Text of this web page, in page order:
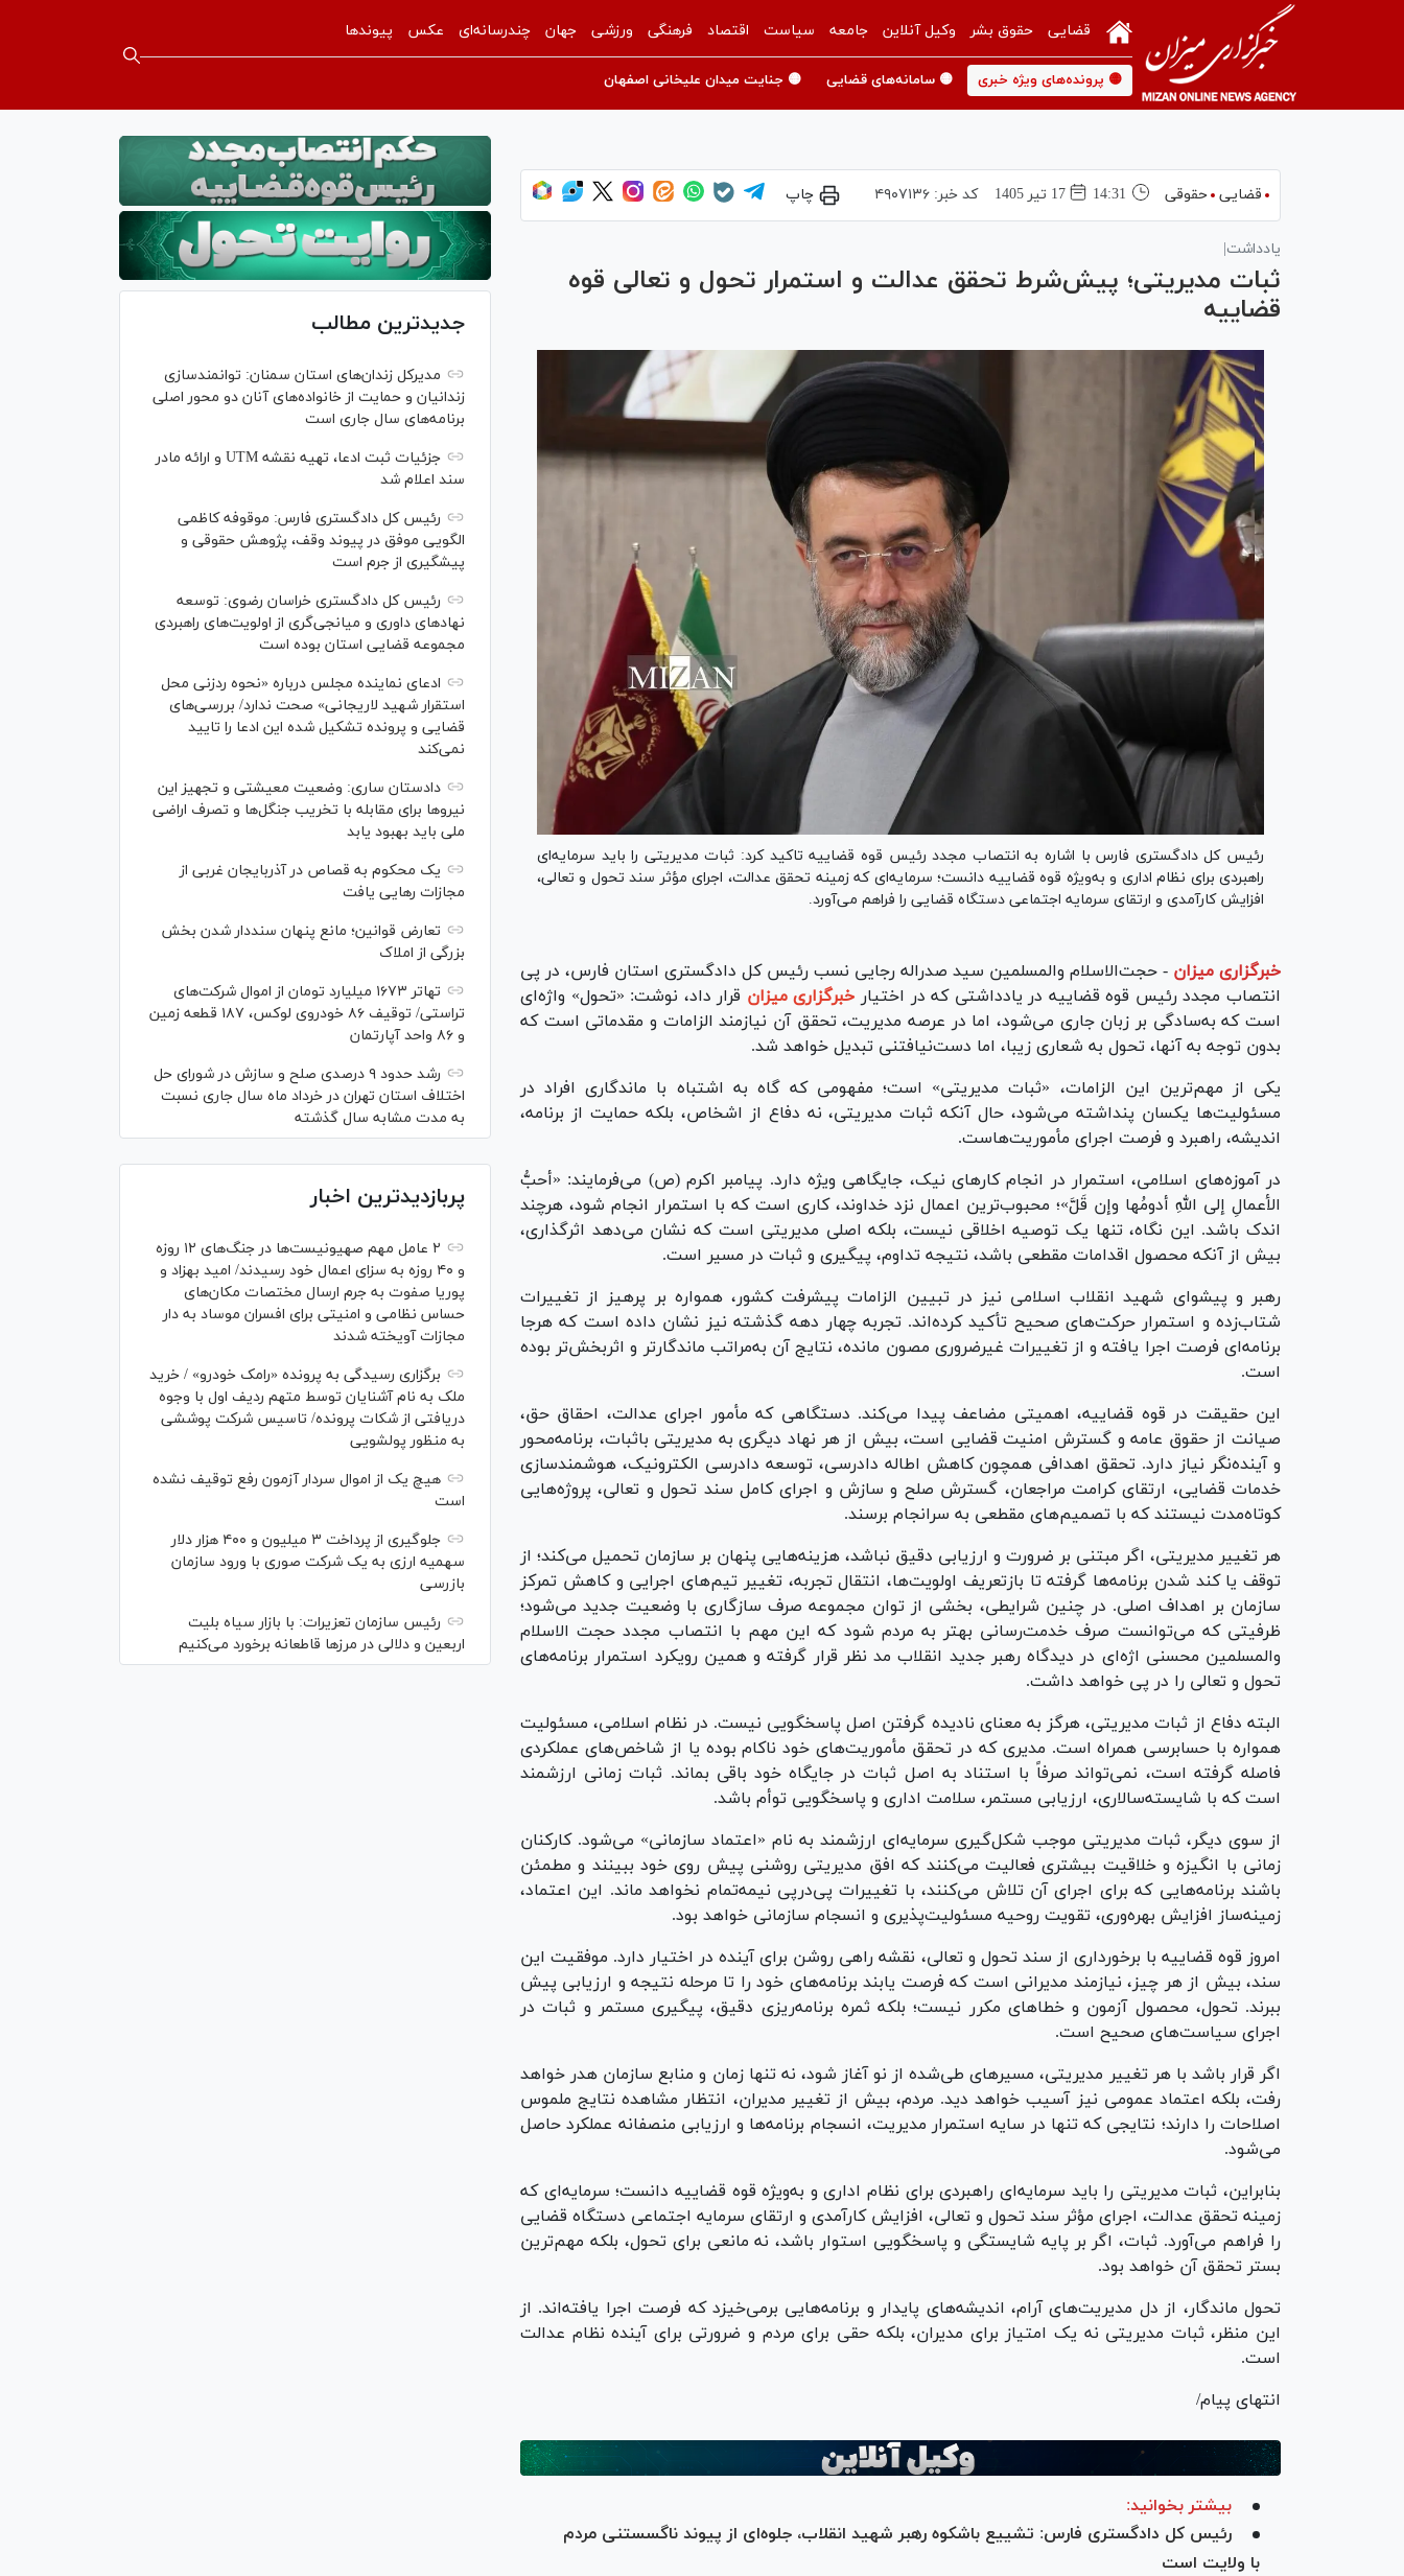
قضایی حقوق بشر وکیل آنلاین جامعه سیاست اقتصاد فرهنگی ورزشی جهان چندرسانه‌ای عکس پیوندها
🟡 پرونده‌های ویژه خبری 🟡 سامانه‌های قضایی 🟡 جنایت میدان علیخانی اصفهان
قضایی حقوقی 14:31 17 تير 1405 کد خبر:۴۹۰۷۱۳۶ چاپ
یادداشت|
ثبات مدیریتی؛ پیش‌شرط تحقق عدالت و استمرار تحول و تعالی قوه
قضاییه
رئیس کل دادگستری فارس با اشاره به انتصاب مجدد رئیس قوه قضاییه تاکید کرد: ثبات مدیریتی را باید سرمایه‌ای
راهبردی برای نظام اداری و به‌ویژه قوه قضاییه دانست؛ سرمایه‌ای که زمینه تحقق عدالت، اجرای مؤثر سند تحول و تعالی،
افزایش کارآمدی و ارتقای سرمایه اجتماعی دستگاه قضایی را فراهم می‌آورد.
خبرگزاری میزان - حجت‌الاسلام والمسلمین سید صدراله رجایی نسب رئیس کل دادگستری استان فارس، در پی
انتصاب مجدد رئیس قوه قضاییه در یادداشتی که در اختیار خبرگزاری میزان قرار داد، نوشت: «تحول» واژه‌ای
است که به‌سادگی بر زبان جاری می‌شود، اما در عرصه مدیریت، تحقق آن نیازمند الزامات و مقدماتی است که
بدون توجه به آنها، تحول به شعاری زیبا، اما دست‌نیافتنی تبدیل خواهد شد.
یکی از مهم‌ترین این الزامات، «ثبات مدیریتی» است؛ مفهومی که گاه به اشتباه با ماندگاری افراد در
مسئولیت‌ها یکسان پنداشته می‌شود، حال آنکه ثبات مدیریتی، نه دفاع از اشخاص، بلکه حمایت از برنامه،
اندیشه، راهبرد و فرصت اجرای مأموریت‌هاست.
در آموزه‌های اسلامی، استمرار در انجام کار‌های نیک، جایگاهی ویژه دارد. پیامبر اکرم (ص) می‌فرمایند: «أحبُّ
الأعمالِ إلى اللهِ أدومُها وإن قَلَّ»؛ محبوب‌ترین اعمال نزد خداوند، کاری است که با استمرار انجام شود، هرچند
اندک باشد. این نگاه، تنها یک توصیه اخلاقی نیست، بلکه اصلی مدیریتی است که نشان می‌دهد اثرگذاری،
بیش از آنکه محصول اقدامات مقطعی باشد، نتیجه تداوم، پیگیری و ثبات در مسیر است.
رهبر و پیشوای شهید انقلاب اسلامی نیز در تبیین الزامات پیشرفت کشور، همواره بر پرهیز از تغییرات
شتاب‌زده و استمرار حرکت‌های صحیح تأکید کرده‌اند. تجربه چهار دهه گذشته نیز نشان داده است که هرجا
برنامه‌ای فرصت اجرا یافته و از تغییرات غیرضروری مصون مانده، نتایج آن به‌مراتب ماندگارتر و اثربخش‌تر بوده
است.
این حقیقت در قوه قضاییه، اهمیتی مضاعف پیدا می‌کند. دستگاهی که مأمور اجرای عدالت، احقاق حق،
صیانت از حقوق عامه و گسترش امنیت قضایی است، بیش از هر نهاد دیگری به مدیریتی باثبات، برنامه‌محور
و آینده‌نگر نیاز دارد. تحقق اهدافی همچون کاهش اطاله دادرسی، توسعه دادرسی الکترونیک، هوشمندسازی
خدمات قضایی، ارتقای کرامت مراجعان، گسترش صلح و سازش و اجرای کامل سند تحول و تعالی، پروژه‌هایی
کوتاه‌مدت نیستند که با تصمیم‌های مقطعی به سرانجام برسند.
هر تغییر مدیریتی، اگر مبتنی بر ضرورت و ارزیابی دقیق نباشد، هزینه‌هایی پنهان بر سازمان تحمیل می‌کند؛ از
توقف یا کند شدن برنامه‌ها گرفته تا بازتعریف اولویت‌ها، انتقال تجربه، تغییر تیم‌های اجرایی و کاهش تمرکز
سازمان بر اهداف اصلی. در چنین شرایطی، بخشی از توان مجموعه صرف سازگاری با وضعیت جدید می‌شود؛
ظرفیتی که می‌توانست صرف خدمت‌رسانی بهتر به مردم شود که این مهم با انتصاب مجدد حجت الاسلام
والمسلمین محسنی اژه‌ای در دیدگاه رهبر جدید انقلاب مد نظر قرار گرفته و همین رویکرد استمرار برنامه‌های
تحول و تعالی را در پی خواهد داشت.
البته دفاع از ثبات مدیریتی، هرگز به معنای نادیده گرفتن اصل پاسخگویی نیست. در نظام اسلامی، مسئولیت
همواره با حسابرسی همراه است. مدیری که در تحقق مأموریت‌های خود ناکام بوده یا از شاخص‌های عملکردی
فاصله گرفته است، نمی‌تواند صرفاً با استناد به اصل ثبات در جایگاه خود باقی بماند. ثبات زمانی ارزشمند
است که با شایسته‌سالاری، ارزیابی مستمر، سلامت اداری و پاسخگویی توأم باشد.
از سوی دیگر، ثبات مدیریتی موجب شکل‌گیری سرمایه‌ای ارزشمند به نام «اعتماد سازمانی» می‌شود. کارکنان
زمانی با انگیزه و خلاقیت بیشتری فعالیت می‌کنند که افق مدیریتی روشنی پیش روی خود ببینند و مطمئن
باشند برنامه‌هایی که برای اجرای آن تلاش می‌کنند، با تغییرات پی‌درپی نیمه‌تمام نخواهد ماند. این اعتماد،
زمینه‌ساز افزایش بهره‌وری، تقویت روحیه مسئولیت‌پذیری و انسجام سازمانی خواهد بود.
امروز قوه قضاییه با برخورداری از سند تحول و تعالی، نقشه راهی روشن برای آینده در اختیار دارد. موفقیت این
سند، بیش از هر چیز، نیازمند مدیرانی است که فرصت یابند برنامه‌های خود را تا مرحله نتیجه و ارزیابی پیش
ببرند. تحول، محصول آزمون و خطا‌های مکرر نیست؛ بلکه ثمره برنامه‌ریزی دقیق، پیگیری مستمر و ثبات در
اجرای سیاست‌های صحیح است.
اگر قرار باشد با هر تغییر مدیریتی، مسیر‌های طی‌شده از نو آغاز شود، نه تنها زمان و منابع سازمان هدر خواهد
رفت، بلکه اعتماد عمومی نیز آسیب خواهد دید. مردم، بیش از تغییر مدیران، انتظار مشاهده نتایج ملموس
اصلاحات را دارند؛ نتایجی که تنها در سایه استمرار مدیریت، انسجام برنامه‌ها و ارزیابی منصفانه عملکرد حاصل
می‌شود.
بنابراین، ثبات مدیریتی را باید سرمایه‌ای راهبردی برای نظام اداری و به‌ویژه قوه قضاییه دانست؛ سرمایه‌ای که
زمینه تحقق عدالت، اجرای مؤثر سند تحول و تعالی، افزایش کارآمدی و ارتقای سرمایه اجتماعی دستگاه قضایی
را فراهم می‌آورد. ثبات، اگر بر پایه شایستگی و پاسخگویی استوار باشد، نه مانعی برای تحول، بلکه مهم‌ترین
بستر تحقق آن خواهد بود.
تحول ماندگار، از دل مدیریت‌های آرام، اندیشه‌های پایدار و برنامه‌هایی برمی‌خیزد که فرصت اجرا یافته‌اند. از
این منظر، ثبات مدیریتی نه یک امتیاز برای مدیران، بلکه حقی برای مردم و ضرورتی برای آینده نظام عدالت
است.
انتهای پیام/
بیشتر بخوانید:
رئیس کل دادگستری فارس: تشییع باشکوه رهبر شهید انقلاب، جلوه‌ای از پیوند ناگسستنی مردم
با ولایت است
جدیدترین مطالب
مدیرکل زندان‌های استان سمنان: توانمندسازی
زندانیان و حمایت از خانواده‌های آنان دو محور اصلی
برنامه‌های سال جاری است
جزئیات ثبت ادعا، تهیه نقشه UTM و ارائه مادر
سند اعلام شد
رئیس کل دادگستری فارس: موقوفه کاظمی
الگویی موفق در پیوند وقف، پژوهش حقوقی و
پیشگیری از جرم است
رئیس کل دادگستری خراسان رضوی: توسعه
نهاد‌های داوری و میانجی‌گری از اولویت‌های راهبردی
مجموعه قضایی استان بوده است
ادعای نماینده مجلس درباره «نحوه ردزنی محل
استقرار شهید لاریجانی» صحت ندارد/ بررسی‌های
قضایی و پرونده تشکیل شده این ادعا را تایید
نمی‌کند
دادستان ساری: وضعیت معیشتی و تجهیز این
نیرو‌ها برای مقابله با تخریب جنگل‌ها و تصرف اراضی
ملی باید بهبود یابد
یک محکوم به قصاص در آذربایجان‌ غربی از
مجازات رهایی یافت
تعارض قوانین؛ مانع پنهان سنددار شدن بخش
بزرگی از املاک
تهاتر ۱۶۷۳ میلیارد تومان از اموال شرکت‌های
تراستی/ توقیف ۸۶ خودروی لوکس، ۱۸۷ قطعه زمین
و ۸۶ واحد آپارتمان
رشد حدود ۹ درصدی صلح و سازش در شورای حل
اختلاف استان تهران در خرداد ماه سال جاری نسبت
به مدت مشابه سال گذشته
پربازدیدترین اخبار
۲ عامل مهم صهیونیست‌ها در جنگ‌های ۱۲ روزه
و ۴۰ روزه به سزای اعمال خود رسیدند/ امید بهزاد و
پوریا صفوت به جرم ارسال مختصات مکان‌های
حساس نظامی و امنیتی برای افسران موساد به دار
مجازات آویخته شدند
برگزاری رسیدگی به پرونده «رامک خودرو» / خرید
ملک به نام آشنایان توسط متهم ردیف اول با وجوه
دریافتی از شکات پرونده/ تاسیس شرکت پوششی
به منظور پولشویی
هیچ یک از اموال سردار آزمون رفع توقیف نشده
است
جلوگیری از پرداخت ۳ میلیون و ۴۰۰ هزار دلار
سهمیه ارزی به یک شرکت صوری با ورود سازمان
بازرسی
رئیس سازمان تعزیرات: با بازار سیاه بلیت
اربعین و دلالی در مرز‌ها قاطعانه برخورد می‌کنیم